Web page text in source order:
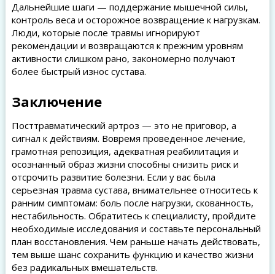
Дальнейшие шаги — поддержание мышечной силы,
контроль веса и осторожное возвращение к нагрузкам.
Люди, которые после травмы игнорируют
рекомендации и возвращаются к прежним уровням
активности слишком рано, закономерно получают
более быстрый износ сустава.
Заключение
Посттравматический артроз — это не приговор, а
сигнал к действиям. Вовремя проведенное лечение,
грамотная репозиция, адекватная реабилитация и
осознанный образ жизни способны снизить риск и
отсрочить развитие болезни. Если у вас была
серьезная травма сустава, внимательнее относитесь к
ранним симптомам: боль после нагрузки, скованность,
нестабильность. Обратитесь к специалисту, пройдите
необходимые исследования и составьте персональный
план восстановления. Чем раньше начать действовать,
тем выше шанс сохранить функцию и качество жизни
без радикальных вмешательств.